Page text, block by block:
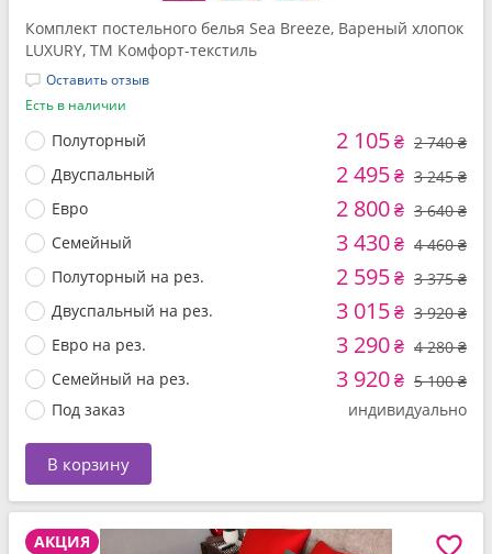
Комплект постельного белья Sea Breeze, Вареный хлопок
LUXURY, ТМ Комфорт-текстиль
Оставить отзыв
Есть в наличии
Полуторный 2 105₴ 2 740 ₴
Двуспальный
2 495₴ 3 245 ₴
Евро
2 800₴ 3 640 ₴
Семейный
3 430₴ 4 460 ₴
Полуторный на рез.
2 595₴ 3 375 ₴
Двуспальный на рез.
3 015₴ 3 920 ₴
Евро на рез.
3 290₴ 4 280 ₴
Семейный на рез.
3 920₴ 5 100 ₴
Под заказ
индивидуально
В корзину
АКЦИЯ